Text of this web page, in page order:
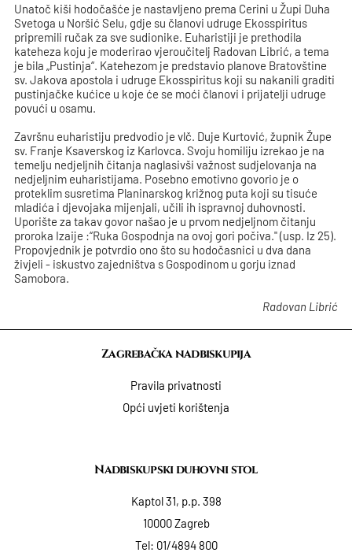
Unatoč kiši hodočašće je nastavljeno prema Cerini u Župi Duha
Svetoga u Noršić Selu, gdje su članovi udruge Ekosspiritus
pripremili ručak za sve sudionike. Euharistiji je prethodila
kateheza koju je moderirao vjeroučitelj Radovan Librić, a tema
je bila „Pustinja“. Katehezom je predstavio planove Bratovštine
sv. Jakova apostola i udruge Ekosspiritus koji su nakanili graditi
pustinjačke kućice u koje će se moći članovi i prijatelji udruge
povući u osamu.
Završnu euharistiju predvodio je vlč. Duje Kurtović, župnik Župe
sv. Franje Ksaverskog iz Karlovca. Svoju homiliju izrekao je na
temelju nedjeljnih čitanja naglasivši važnost sudjelovanja na
nedjeljnim euharistijama. Posebno emotivno govorio je o
proteklim susretima Planinarskog križnog puta koji su tisuće
mladića i djevojaka mijenjali, učili ih ispravnoj duhovnosti.
Uporište za takav govor našao je u prvom nedjeljnom čitanju
proroka Izaije :“Ruka Gospodnja na ovoj gori počiva." (usp. Iz 25).
Propovjednik je potvrdio ono što su hodočasnici u dva dana
živjeli - iskustvo zajedništva s Gospodinom u gorju iznad
Samobora.
Radovan Librić
Zagrebačka nadbiskupija
Pravila privatnosti
Opći uvjeti korištenja
Nadbiskupski duhovni stol
Kaptol 31, p.p. 398
10000 Zagreb
Tel: 01/4894 800